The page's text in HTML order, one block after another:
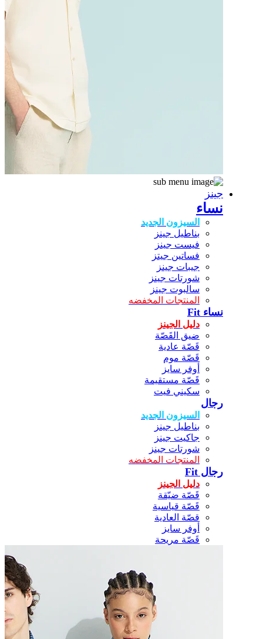
جينز
نساء
السيزون الجديد
بناطيل جينز
فيست جينز
فساتين جيتز
جيبات جينز
شورتات جينز
سالبوت جينز
المنتجات المخفضه
نساء Fit
دليل الجينز
ضيق القَصّة
قَصّة عادية
قَصّة موم
أوفر سايز
قَصّة مستقيمة
سكيني فيت
رجال
السيزون الجديد
بناطيل جينز
جاكيت جينز
شورتات جينز
المنتجات المخفضه
رجال Fit
دليل الجينز
قَصّة ضيّقة
قَصّة قياسية
قصّة العادية
أوفر سايز
قَصّة مريحة